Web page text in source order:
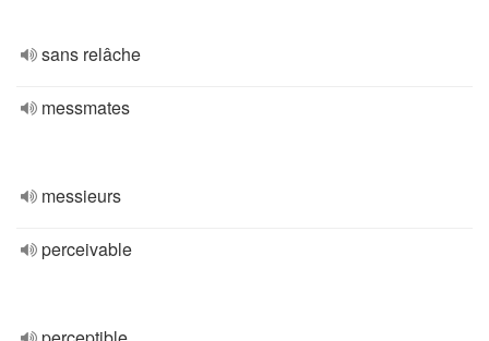
sans relâche
messmates
messieurs
perceivable